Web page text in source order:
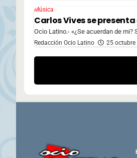
Música
Carlos Vives se
Ocio Latino.- «¿Se acuerdan de mi?
Redacción Ocio Latino 25 octubre